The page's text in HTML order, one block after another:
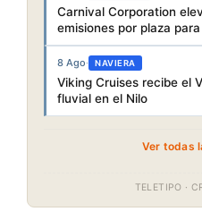
Carnival Corporation
emisiones por plaza
8 Ago· NAVIERA
Viking Cruises recibe el
fluvial en el Nilo
Ver todas
TELETIPO ·